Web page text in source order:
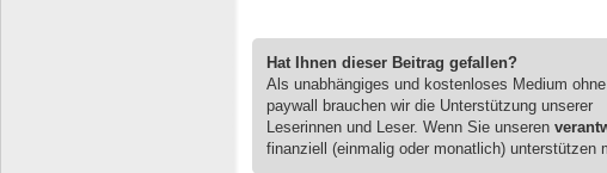
Hat Ihnen dieser Beitrag gefallen?
Als unabhängiges und kostenloses Medium ohne
paywall brauchen wir die Unterstützung unserer
Leserinnen und Leser. Wenn Sie unseren
finanziell (einmalig oder monatlich) unterstützen